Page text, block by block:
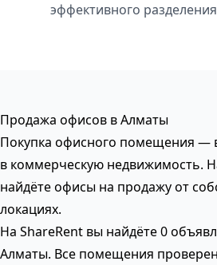
эффективного
Продажа офисов в Алматы
Покупка офисного помещения —
в коммерческую недвижимость.
найдёте офисы на продажу от
локациях.
На ShareRent вы найдёте 0
Алматы. Все помещения